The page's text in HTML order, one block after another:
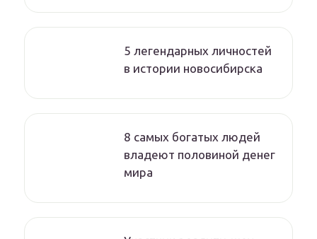
5 легендарных личностей
в истории новосибирска
8 самых богатых людей
владеют половиной денег
мира